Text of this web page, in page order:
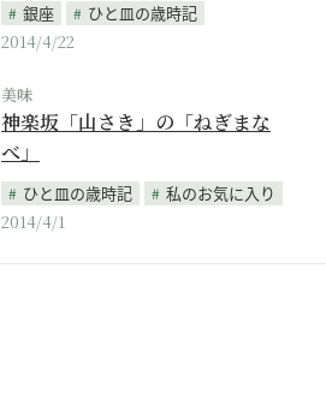
銀座
ひと皿の歳時記
2014/4/22
美味
神楽坂「山さき」の「ねぎまな
べ」
ひと皿の歳時記
私のお気に入り
2014/4/1